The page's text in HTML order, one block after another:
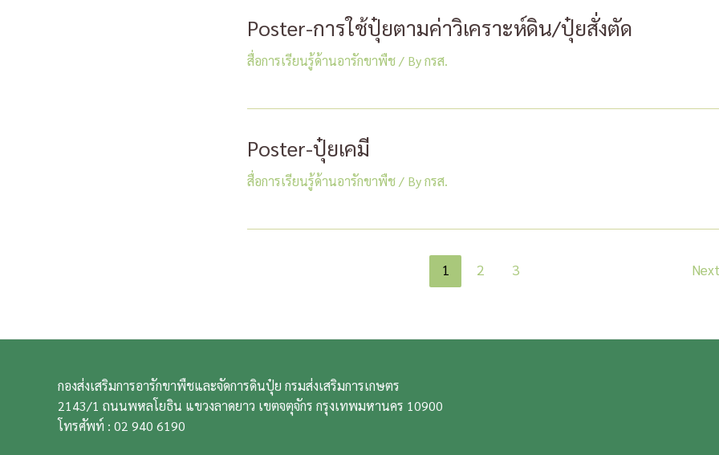
Poster-การใช้ปุ๋ยตามค่าวิเคราะห์ดิน/ปุ๋ยสั่งตัด
สื่อการเรียนรู้ด้านอารักขาพืช / Byกรส.
Poster-ปุ๋ยเคมี
สื่อการเรียนรู้ด้านอารักขาพืช / Byกรส.
1 2 3
กองส่งเสริมการอารักขาพืชและจัดการดินปุ๋ย กรมส่งเสริมการเกษตร
2143/1 ถนนพหลโยธิน แขวงลาดยาว เขตจตุจักร กรุงเทพมหานคร 10900
โทรศัพท์ : 02 940 6190